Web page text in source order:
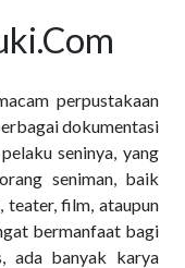
perpustakaan
dokumentasi
seninya, yang
seniman, baik
teater, film, ataupun
bermanfaat bagi
ada banyak karya